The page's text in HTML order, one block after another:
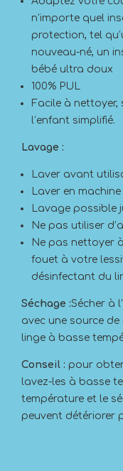
n’importe quel
protection, tel
nouveau-né, un
bébé ultra doux
100% PUL
Facile à nettoyer,
l’enfant simplifié.
Lavage :
Laver avant
Laver en
Lavage possible
Ne pas utiliser
Ne pas nettoyer
fouet à votre
désinfectant du
Séchage :Sécher à
avec une source de
linge à basse
Conseil : pour
lavez-les à basse
température et le
peuvent détériorer